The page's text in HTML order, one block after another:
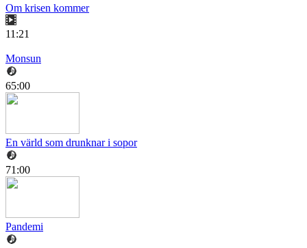
Om krisen kommer
11:21
Monsun
65:00
En värld som drunknar i sopor
71:00
Pandemi